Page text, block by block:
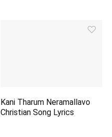
Kani Tharum Neramallavo
Christian Song Lyrics